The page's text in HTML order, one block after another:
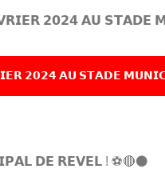
𝟮𝟬𝟮𝟰 𝗔𝗨 𝗦𝗧𝗔𝗗𝗘
𝟮𝟬𝟮𝟰 𝗔𝗨 𝗦𝗧𝗔𝗗𝗘
𝗗𝗘 𝗥𝗘𝗩𝗘𝗟 ! ⚽️🔴⚫️